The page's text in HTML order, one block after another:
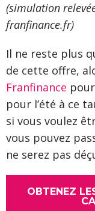
(simulation
franfinance.fr)
Il ne reste plus
de cette offre,
Franfinance
pour l’été à ce
si vous voulez
vous pouvez
ne serez pas
OBTENEZ